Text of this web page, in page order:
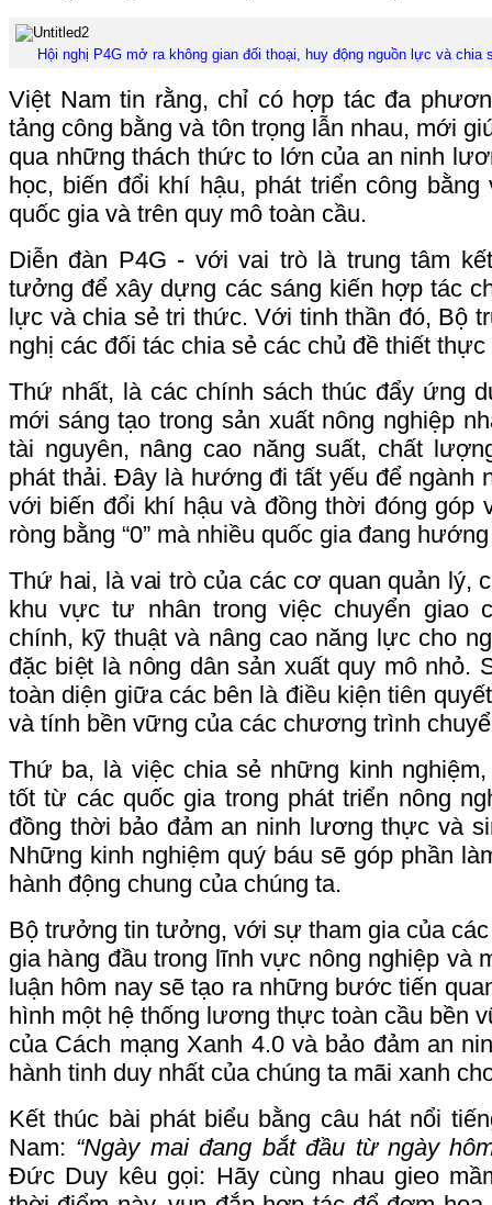
Hội nghị P4G mở ra không gian đối thoại, huy động nguồn lực và
Việt Nam tin rằng, chỉ có hợp tác đa
tảng công bằng và tôn trọng lẫn nhau, mới
qua những thách thức to lớn của an ninh
học, biến đổi khí hậu, phát triển công
quốc gia và trên quy mô toàn cầu.
Diễn đàn P4G - với vai trò là trung tâm
tưởng để xây dựng các sáng kiến hợp tác
lực và chia sẻ tri thức. Với tinh thần đó, Bộ
nghị các đối tác chia sẻ các chủ đề thiết thực
Thứ nhất, là các chính sách thúc đẩy ứng
mới sáng tạo trong sản xuất nông nghiệp
tài nguyên, nâng cao năng suất, chất
phát thải. Đây là hướng đi tất yếu để ngành
với biến đổi khí hậu và đồng thời đóng góp
ròng bằng “0” mà nhiều quốc gia đang
Thứ hai, là vai trò của các cơ quan quản lý,
khu vực tư nhân trong việc chuyển giao
chính, kỹ thuật và nâng cao năng lực cho
đặc biệt là nông dân sản xuất quy mô nhỏ.
toàn diện giữa các bên là điều kiện tiên
và tính bền vững của các chương trình
Thứ ba, là việc chia sẻ những kinh
tốt từ các quốc gia trong phát triển nông
đồng thời bảo đảm an ninh lương thực và
Những kinh nghiệm quý báu sẽ góp phần
hành động chung của chúng ta.
Bộ trưởng tin tưởng, với sự tham gia của
gia hàng đầu trong lĩnh vực nông nghiệp và
luận hôm nay sẽ tạo ra những bước tiến
hình một hệ thống lương thực toàn cầu bền
của Cách mạng Xanh 4.0 và bảo đảm an
hành tinh duy nhất của chúng ta mãi xanh
Kết thúc bài phát biểu bằng câu hát nổi
Nam: “Ngày mai đang bắt đầu từ ngày
Đức Duy kêu gọi: Hãy cùng nhau gieo